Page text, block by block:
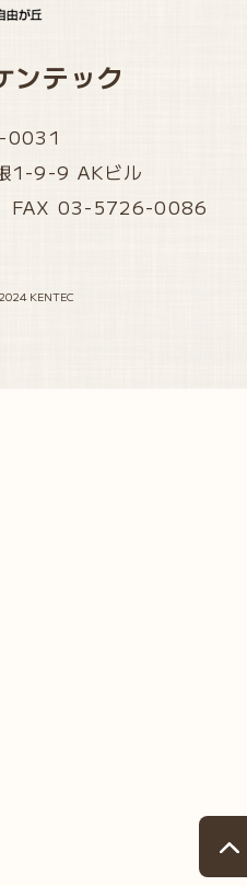
ンテック
0031
1-9-9 AKビル
03-5726-0086
KENTEC